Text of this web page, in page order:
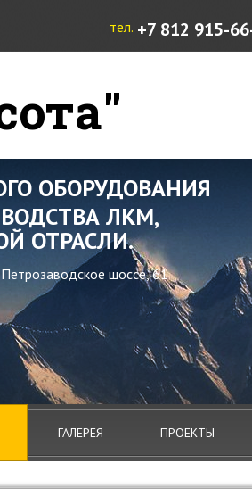
ОБОРУДОВАНИЯ
+7 812 915-
шоссе, 61
тел.
ЛКМ,
ОТРАСЛИ.
ГАЛЕРЕЯ ПРОЕКТЫ